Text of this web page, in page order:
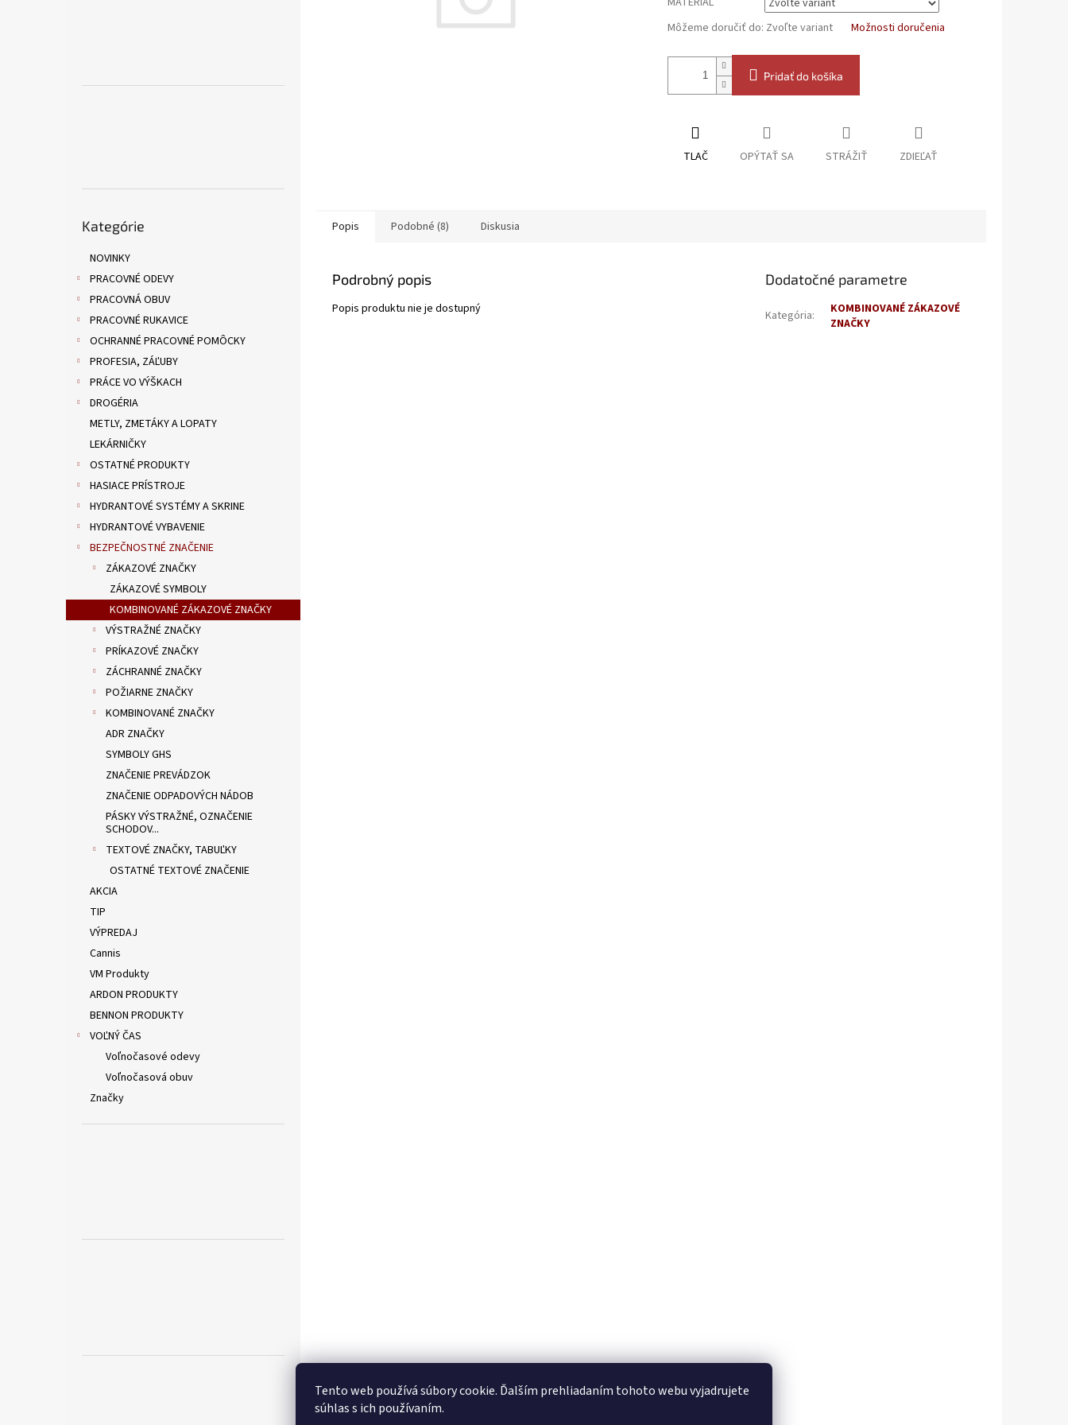
Tento web používá súbory cookie. Ďalším prehliadaním tohoto webu vyjadrujete
súhlas s ich používaním.
kategórie
Kategórie
NOVINKY
PRACOVNÉ ODEVY
PRACOVNÁ OBUV
PRACOVNÉ RUKAVICE
OCHRANNÉ PRACOVNÉ POMÔCKY
PROFESIA, ZÁĽUBY
PRÁCE VO VÝŠKACH
DROGÉRIA
METLY, ZMETÁKY A LOPATY
LEKÁRNIČKY
OSTATNÉ PRODUKTY
HASIACE PRÍSTROJE
HYDRANTOVÉ SYSTÉMY A SKRINE
HYDRANTOVÉ VYBAVENIE
BEZPEČNOSTNÉ ZNAČENIE
ZÁKAZOVÉ ZNAČKY
ZÁKAZOVÉ SYMBOLY
KOMBINOVANÉ ZÁKAZOVÉ ZNAČKY
VÝSTRAŽNÉ ZNAČKY
PRÍKAZOVÉ ZNAČKY
ZÁCHRANNÉ ZNAČKY
POŽIARNE ZNAČKY
KOMBINOVANÉ ZNAČKY
ADR ZNAČKY
SYMBOLY GHS
ZNAČENIE PREVÁDZOK
ZNAČENIE ODPADOVÝCH NÁDOB
PÁSKY VÝSTRAŽNÉ, OZNAČENIE
SCHODOV...
TEXTOVÉ ZNAČKY, TABUĽKY
OSTATNÉ TEXTOVÉ ZNAČENIE
AKCIA
TIP
VÝPREDAJ
Cannis
VM Produkty
ARDON PRODUKTY
BENNON PRODUKTY
VOĽNÝ ČAS
Voľnočasové odevy
Voľnočasová obuv
Značky
Môžeme doručiť do: Zvoľte variant Možnosti doručenia
Pridať do košíka
TLAČ OPÝTAŤ SA STRÁŽIŤ ZDIEĽAŤ
Popis Podobné (8) Diskusia
Podrobný popis
Popis produktu nie je dostupný
Dodatočné parametre
Kategória:
KOMBINOVANÉ ZÁKAZOVÉ
ZNAČKY